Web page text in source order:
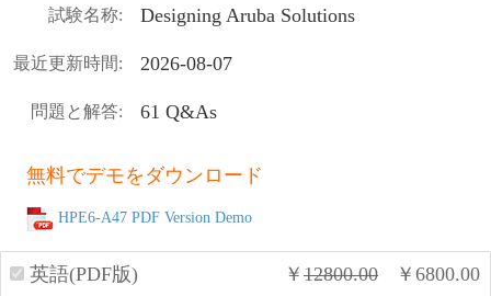
試験名称: Designing Aruba Solutions
最近更新時間: 2026-08-07
問題と解答: 61 Q&As
無料でデモをダウンロード
HPE6-A47 PDF Version Demo
英語(PDF版) ￥ 12800.00 ￥ 6800.00